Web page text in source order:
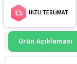
HIZLI TESLİMAT
Ürün Açıklaması